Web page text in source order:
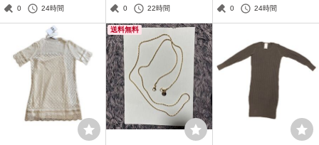
定価28,600円 薄手 試
0
24時間
ート カーキ Mサイズ タグ
なっている部分あり
0
22時間
ンク 長袖 タグ付き 試着の
0
24時間
送料無料